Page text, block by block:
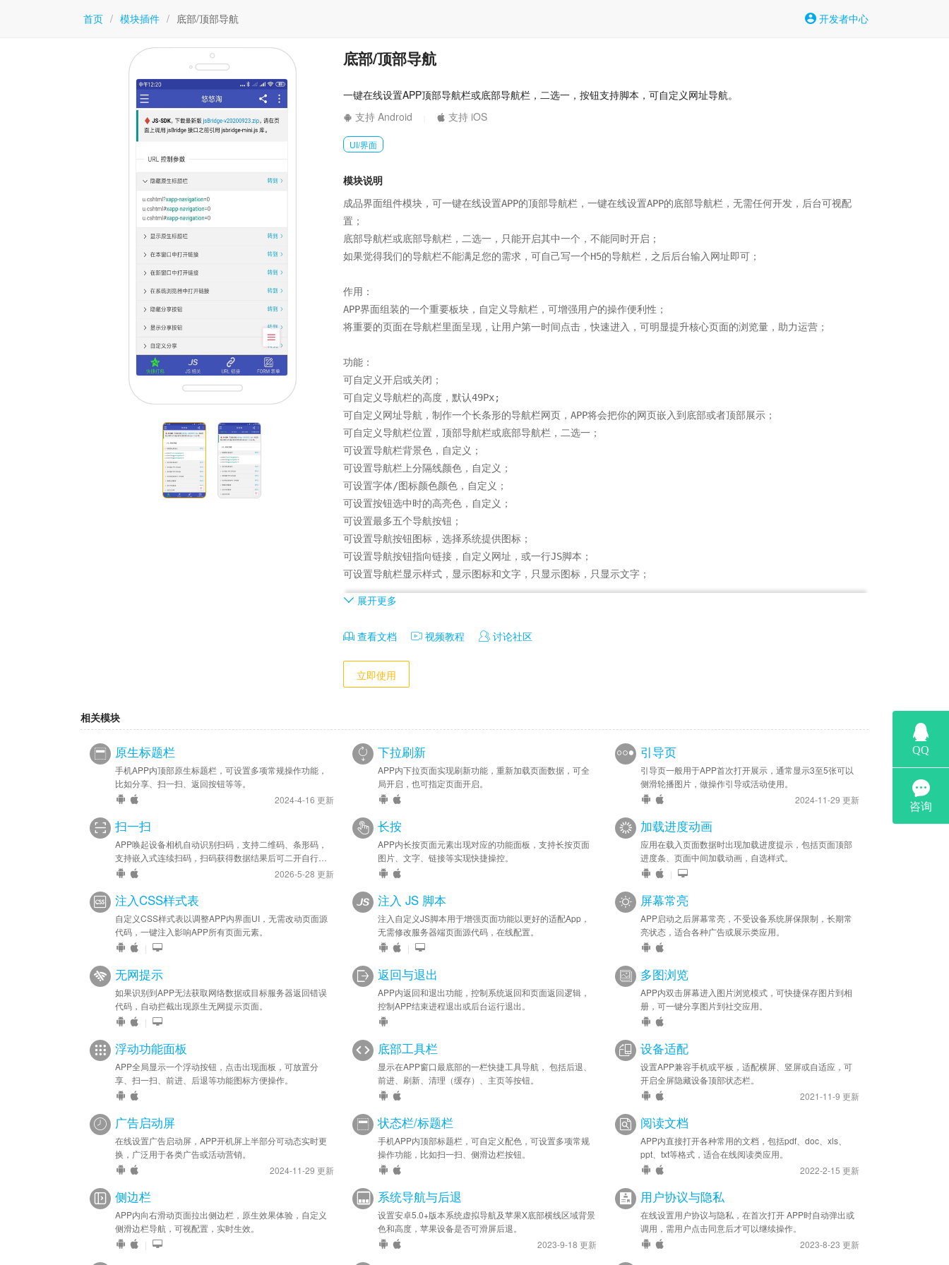
首页 / 模块插件 / 底部/顶部导航 开发者中心
底部/顶部导航
一键在线设置APP顶部导航栏或底部导航栏，二选一，按钮支持脚本，可自定义网址导航。
支持 Android
支持 iOS
UI/界面
模块说明
成品界面组件模块，可一键在线设置APP的顶部导航栏，一键在线设置APP的底部导航栏，无需任何开发，后台可视配
置；
底部导航栏或底部导航栏，二选一，只能开启其中一个，不能同时开启；
如果觉得我们的导航栏不能满足您的需求，可自己写一个H5的导航栏，之后后台输入网址即可；
作用：
APP界面组装的一个重要板块，自定义导航栏，可增强用户的操作便利性；
将重要的页面在导航栏里面呈现，让用户第一时间点击，快速进入，可明显提升核心页面的浏览量，助力运营；
功能：
可自定义开启或关闭；
可自定义导航栏的高度，默认49Px;
可自定义网址导航，制作一个长条形的导航栏网页，APP将会把你的网页嵌入到底部或者顶部展示；
可自定义导航栏位置，顶部导航栏或底部导航栏，二选一；
可设置导航栏背景色，自定义；
可设置导航栏上分隔线颜色，自定义；
可设置字体/图标颜色颜色，自定义；
可设置按钮选中时的高亮色，自定义；
可设置最多五个导航按钮；
可设置导航按钮图标，选择系统提供图标；
可设置导航按钮指向链接，自定义网址，或一行JS脚本；
可设置导航栏显示样式，显示图标和文字，只显示图标，只显示文字；
开发：
展开更多
查看文档 视频教程 讨论社区
立即使用
相关模块
原生标题栏
手机APP内顶部原生标题栏，可设置多项常规操作功能，
比如分享、扫一扫、返回按钮等等。
2024-4-16 更新
下拉刷新
APP内下拉页面实现刷新功能，重新加载页面数据，可全
局开启，也可指定页面开启。
引导页
引导页一般用于APP首次打开展示，通常显示3至5张可以
侧滑轮播图片，做操作引导或活动使用。
2024-11-29 更新
扫一扫
APP唤起设备相机自动识别扫码，支持二维码、条形码，
支持嵌入式连续扫码，扫码获得数据结果后可二开自行处
理。
2026-5-28 更新
长按
APP内长按页面元素出现对应的功能面板，支持长按页面
图片、文字、链接等实现快捷操控。
加载进度动画
应用在载入页面数据时出现加载进度提示，包括页面顶部
进度条、页面中间加载动画，自选样式。
|
注入CSS样式表
自定义CSS样式表以调整APP内界面UI，无需改动页面源
代码，一键注入影响APP所有页面元素。
|
注入 JS 脚本
注入自定义JS脚本用于增强页面功能以更好的适配App，
无需修改服务器端页面源代码，在线配置。
|
屏幕常亮
APP启动之后屏幕常亮，不受设备系统屏保限制，长期常
亮状态，适合各种广告或展示类应用。
无网提示
如果识别到APP无法获取网络数据或目标服务器返回错误
代码，自动拦截出现原生无网提示页面。
|
返回与退出
APP内返回和退出功能，控制系统返回和页面返回逻辑，
控制APP结束进程退出或后台运行退出。
多图浏览
APP内双击屏幕进入图片浏览模式，可快捷保存图片到相
册，可一键分享图片到社交应用。
浮动功能面板
APP全局显示一个浮动按钮，点击出现面板，可放置分
享、扫一扫、前进、后退等功能图标方便操作。
底部工具栏
显示在APP窗口最底部的一栏快捷工具导航， 包括后退、
前进、刷新、清理（缓存）、主页等按钮。
设备适配
设置APP兼容手机或平板，适配横屏、竖屏或自适应，可
开启全屏隐藏设备顶部状态栏。
2021-11-9 更新
广告启动屏
在线设置广告启动屏，APP开机屏上半部分可动态实时更
换，广泛用于各类广告或活动营销。
2024-11-29 更新
状态栏/标题栏
手机APP内顶部标题栏，可自定义配色，可设置多项常规
操作功能，比如扫一扫、侧滑边栏按钮。
阅读文档
APP内直接打开各种常用的文档，包括pdf、doc、xls、
ppt、txt等格式，适合在线阅读类应用。
2022-2-15 更新
侧边栏
APP内向右滑动页面拉出侧边栏，原生效果体验，自定义
侧滑边栏导航，可视配置，实时生效。
|
系统导航与后退
设置安卓5.0+版本系统虚拟导航及苹果X底部横线区域背景
色和高度，苹果设备是否可滑屏后退。
2023-9-18 更新
用户协议与隐私
在线设置用户协议与隐私，在首次打开 APP时自动弹出或
调用，需用户点击同意后才可以继续操作。
2023-8-23 更新